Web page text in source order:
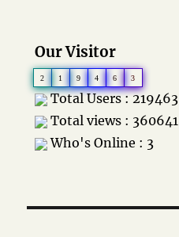
Our Visitor
2 1 9 4 6 3
Total Users : 219463
Total views : 360641
Who's Online : 3